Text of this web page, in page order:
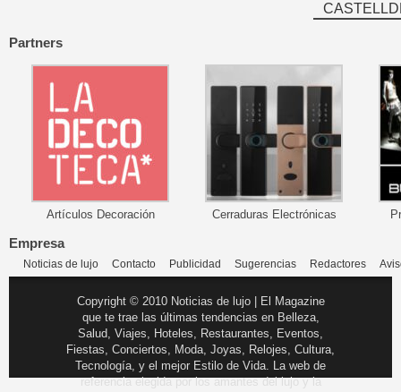
Partners
Artículos Decoración Cerraduras Electrónicas
Empresa
Noticias de lujo Contacto Publicidad Sugerencias Redactores
Copyright © 2010 Noticias de lujo | El Magazine
que te trae las últimas tendencias en Belleza,
Salud, Viajes, Hoteles, Restaurantes, Eventos,
Fiestas, Conciertos, Moda, Joyas, Relojes, Cultura,
Tecnología, y el mejor Estilo de Vida. La web de
referencia elegida por los amantes del lujo y la